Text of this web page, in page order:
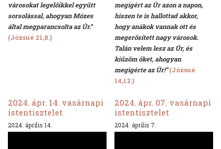
városokat legelőikkel együtt
sorsolással, ahogyan Mózes
által megparancsolta az Úr.”
(Józsué 21,8.)
megígért az Úr azon a napon,
hiszen te is hallottad akkor,
hogy anákok vannak ott és
megerősített nagy városok.
Talán velem lesz az Úr, és
kiűzöm őket, ahogyan
megígérte az Úr!” (Józsué
14,12.)
2024. ápr. 14. vasárnapi
istentisztelet
2024. április 14.
2024. ápr. 07. vasárnapi
istentisztelet
2024. április 7.